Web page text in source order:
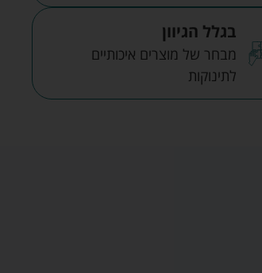
בגלל הגיוון
מבחר של מוצרים איכותיים
לתינוקות